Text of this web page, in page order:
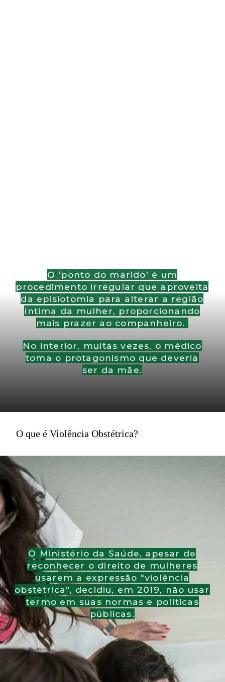
No interior, muitas vezes, o médico
toma o protagonismo que deveria
ser da mãe.
O 'ponto do marido' é um
procedimento irregular que aproveita
da episiotomia para alterar a região
íntima da mulher, proporcionando
mais prazer ao companheiro.
O que é Violência Obstétrica?
O Ministério da Saúde, apesar de
reconhecer o direito de mulheres
usarem a expressão "violência
obstétrica", decidiu, em 2019, não usar
termo em suas normas e políticas
públicas.